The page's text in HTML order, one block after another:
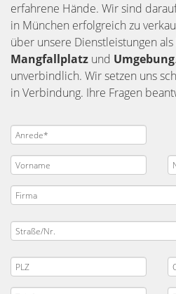
erfahrene Hände. Wir sind
in München erfolgreich zu
über unsere Dienstleistungen als
Mangfallplatz und Umgebung
unverbindlich. Wir setzen uns
in Verbindung. Ihre Fragen